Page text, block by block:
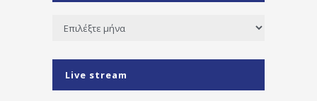
Ιστορικό
Live stream